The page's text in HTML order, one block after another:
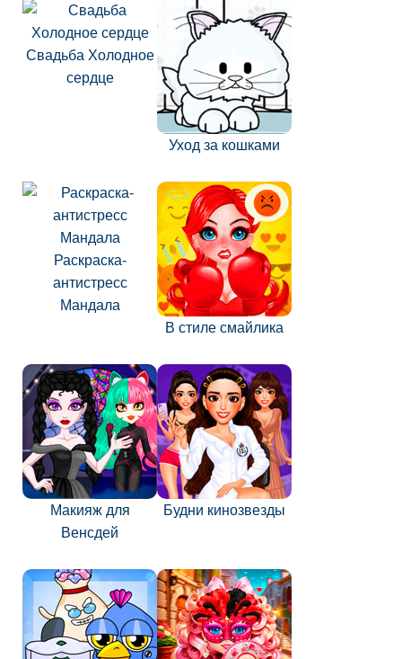
Свадьба Холодное
сердце
Уход за кошками
Раскраска-
антистресс
Мандала
В стиле смайлика
Макияж для
Венсдей
Будни кинозвезды